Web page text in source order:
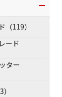
（119）
ード
ター